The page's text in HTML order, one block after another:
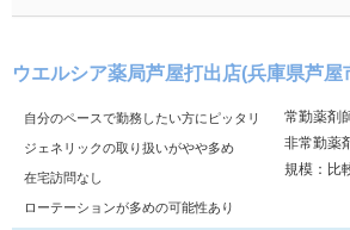
ウエルシア薬局芦屋打出店(兵庫県芦屋
自分のペースで勤務したい方にピッタリ
ジェネリックの取り扱いがやや多め
在宅訪問なし
ローテーションが多めの可能性あり
常勤薬剤
非常勤薬
規模：比